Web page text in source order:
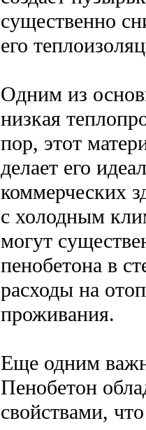
существенно
его
Одним из
низкая
пор, этот
делает его
коммерческих
с холодным
могут
пенобетона в
расходы на
проживания.
Еще одним
Пенобетон
свойствами,